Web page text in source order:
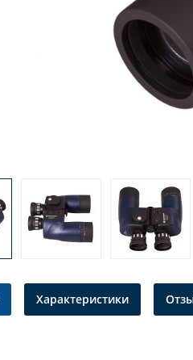
Характеристики